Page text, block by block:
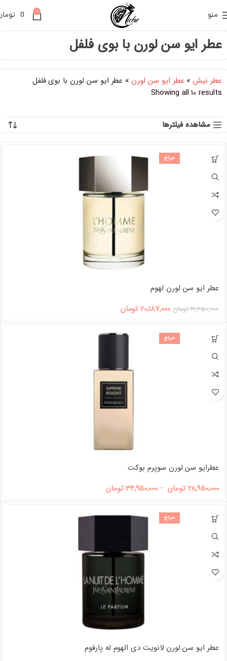
منو 0
0
عطر ایو سن لورن با بوی فلفل
عطر نیش »عطر ایو سن لورن » عطر ایو سن لورن با بوی فلفل
Showing all 10 results
مشاهده فیلترها
حراج
عطر ایو سن لورن لهوم
21,250,000تومان 20,187,000 تومان
حراج
عطرایو سن لورن سوپرم بوکت
28,950,000 تومان –
34,950,000 تومان
حراج
عطر ایو سن لورن لانویت دی الهوم له پارفوم